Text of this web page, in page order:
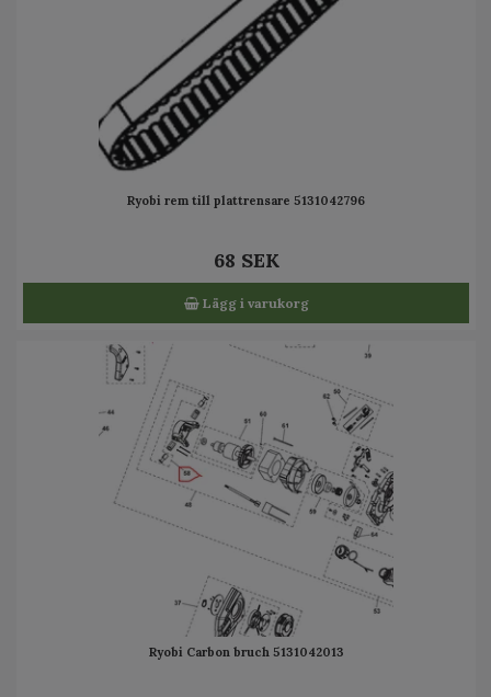
Ryobi rem till plattrensare 5131042796
68 SEK
Lägg i varukorg
Ryobi Carbon bruch 5131042013